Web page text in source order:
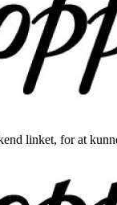
linket, for at